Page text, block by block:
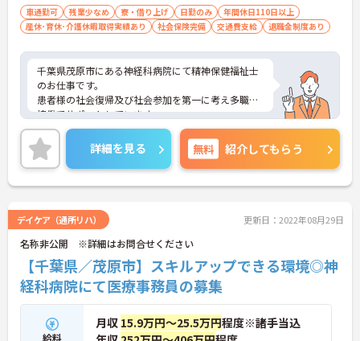
車通勤可 残業少なめ 寮・借り上げ 日勤のみ
年間休日110日以上
産休･育休･介護休暇取得実績あり
社会保険完備 交通費支給 退職金制度あり
千葉県茂原市にある神経科病院にて精神保健福祉士
のお仕事です。
患者様の社会復帰及び社会参加を第一に考え多職種
協働でサポートしています。
年間休日110日！残業も少なめですので、プライベ
ートとの予定が立てやすいです。
また、賞与4ヶ月分実績と頑張りを評価していただ
けます！
ご興味がある方は是非一度マイナビまでお問合せ下
詳細を見る 無料 紹介してもらう
デイケア（通所リハ） 更新日：2022年08月29日
名称非公開 ※詳細はお問合せください
【千葉県／茂原市】スキルアップできる環境◎神
経科病院にて医療事務員の募集
給料
月収 15.9万円～25.5万円程度※諸手当込